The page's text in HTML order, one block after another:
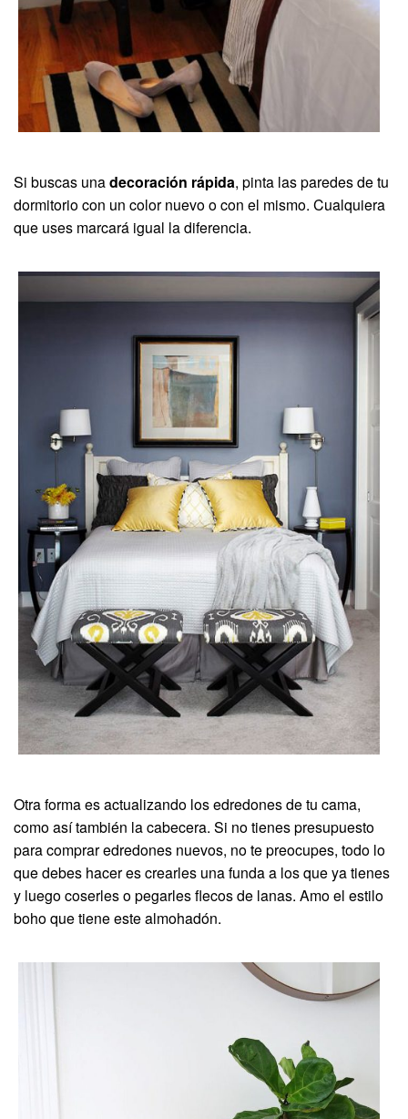
Si buscas unadecoración rápida, pinta las paredes de tu
dormitorio con un color nuevo o con el mismo. Cualquiera
que uses marcará igual la diferencia.
Otra forma es actualizando los edredones de tu cama,
como así también la cabecera. Si no tienes presupuesto
para comprar edredones nuevos, no te preocupes, todo lo
que debes hacer es crearles una funda a los que ya tienes
y luego coserles o pegarles flecos de lanas. Amo el estilo
boho que tiene este almohadón.